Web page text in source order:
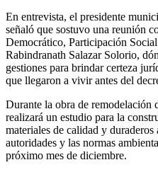
En entrevista, el presidente
señaló que sostuvo una reunión
Democrático, Participación
Rabindranath Salazar Solorio,
gestiones para brindar certeza
que llegaron a vivir antes del
Durante la obra de remodelación
realizará un estudio para la
materiales de calidad y
autoridades y las normas
próximo mes de diciembre.